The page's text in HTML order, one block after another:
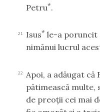
Petru*.
21 Isus* le-a poruncit
nimănui lucrul
22 Apoi, a adăugat că
pătimească multe,
de preoţii cei mai